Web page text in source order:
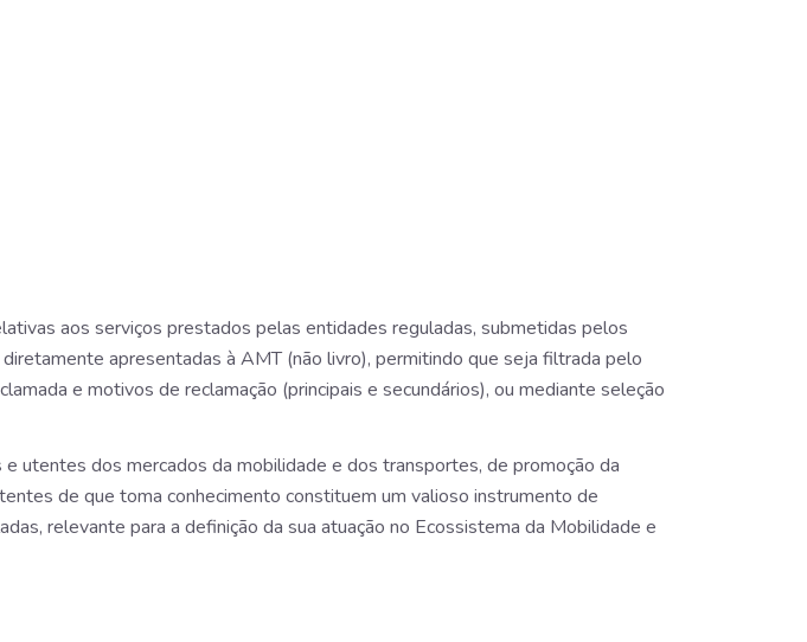
aos serviços prestados pelas entidades reguladas, submetidas pelos
apresentadas à AMT (não livro), permitindo que seja filtrada pelo
e motivos de reclamação (principais e secundários), ou mediante seleção
utentes dos mercados da mobilidade e dos transportes, de promoção da
de que toma conhecimento constituem um valioso instrumento de
relevante para a definição da sua atuação no Ecossistema da Mobilidade e